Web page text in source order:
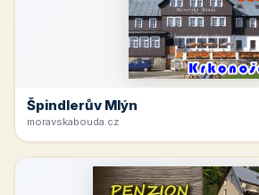
Špindlerův Mlýn
moravskabouda.cz